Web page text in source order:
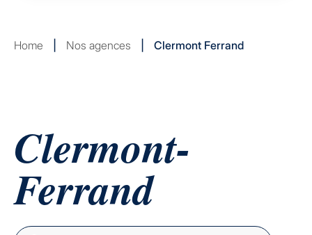
Home Nos agences Clermont Ferrand
Clermont-
Ferrand